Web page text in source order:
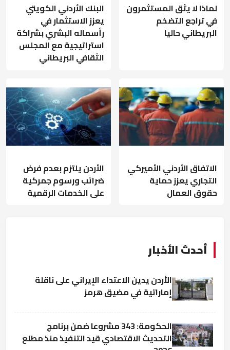
لماذا لا يثق المستثمرون
في تراجع التضخم
البريطاني حاليا
البنك الأردني الكويتي
يعزز الاستثمار في
رأسماله البشري بشراكة
استراتيجية مع المجلس
الثقافي البريطاني
الاتفاق الأردني الأميركي
التجاري يعزز حماية
حقوق العمال
الأردن يلتزم بعدم فرض
ضرائب ورسوم جمركية
على الخدمات الرقمية
أحدث الأخبار
الأردن يدين الاعتداء الإيراني على ناقلة
إماراتية في مضيق هرمز
الحكومة: 343 مشروعا ضمن برنامج
التحديث الاقتصادي قيد التنفيذ منذ مطلع